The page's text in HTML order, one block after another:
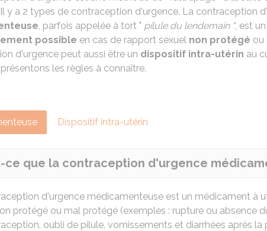
y a 2 types de contraception d'urgence. La contraception
, parfois appelée à tort " pilule du lendemain ", est
possible en cas de rapport sexuel non protégé ou
d'urgence peut aussi être un dispositif intra-utérin au
les règles à connaître.
Dispositif intra-utérin
ce que la contraception d'urgence
d'urgence médicamenteuse est un médicament à
protégé ou mal protégé (exemples : rupture ou absence
oubli de pilule, vomissements et diarrhées après la